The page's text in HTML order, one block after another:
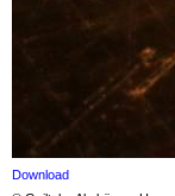
Download